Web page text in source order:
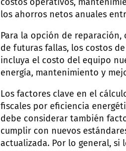
costos operativos,
los ahorros netos anuales
Para la opción de
de futuras fallas, los costos
incluya el costo del equipo
energía, mantenimiento y
Los factores clave en el
fiscales por eficiencia
debe considerar también
cumplir con nuevos
actualizada. Por lo general, si